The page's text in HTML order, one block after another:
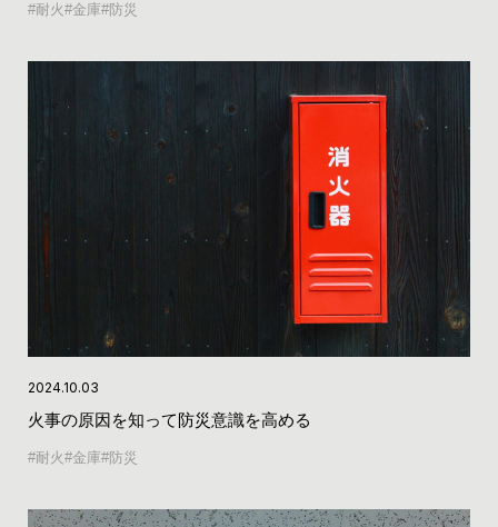
耐火 金庫 防災
2024.10.03
火事の原因を知って防災意識を高める
耐火 金庫 防災